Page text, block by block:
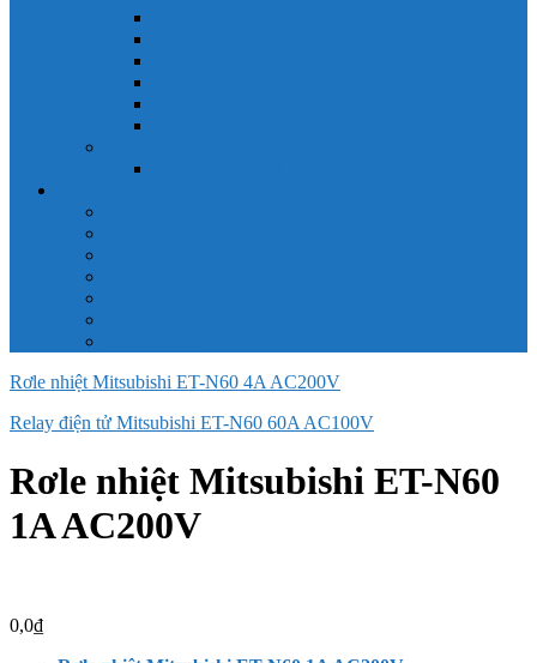
Rơle nhiệt Mitsubishi ET-N60 4A AC200V
Relay điện tử Mitsubishi ET-N60 60A AC100V
Rơle nhiệt Mitsubishi ET-N60
1A AC200V
0,0₫